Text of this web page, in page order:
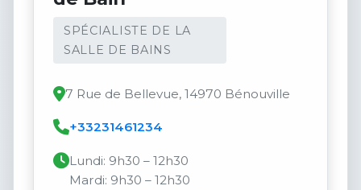
SPÉCIALISTE DE LA
SALLE DE BAINS
7 Rue de Bellevue, 14970 Bénouville
+33231461234
Lundi: 9h30 – 12h30
Mardi: 9h30 – 12h30